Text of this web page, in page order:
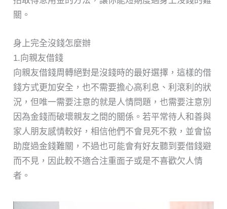
關。
身上完全沒錢怎麼辦
1.向親友借錢
向親友借錢周轉絕對是沒錢時的最好選擇，這樣的借
錢方式更加安全，也不需要擔心高利息、利滾利的狀
況，但唯一需要注意的就是人情問題，也需要注意別
因為金錢而破壞親友之間的關係。若平常待人和善與
家人朋友感情較好，相信他們不會見死不救，並會協
助度過金錢難關，不過也可能會有好友聽到要借錢避
而不見，因此較不適合注重面子或是不喜歡欠人情
者。